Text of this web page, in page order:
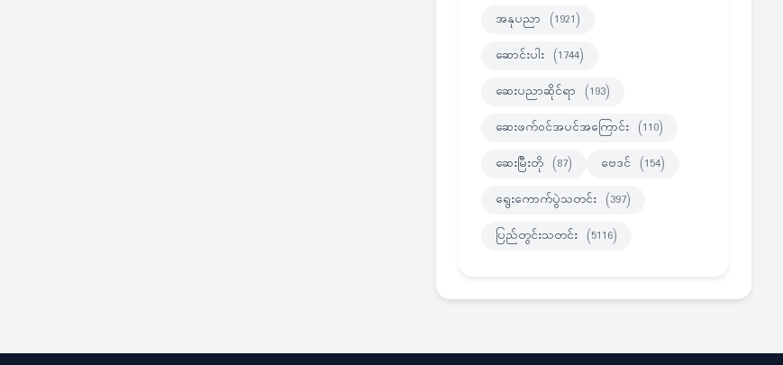
အနုပညာ (1921)
ဆောင်းပါး (1744)
ဆေးပညာဆိုင်ရာ (193)
ဆေးဖက်ဝင်အပင်အကြောင်း (110)
ဆေးမြီးတို (87) ဗေဒင် (154)
ရွေးကောက်ပွဲသတင်း (397)
ပြည်တွင်းသတင်း (5116)